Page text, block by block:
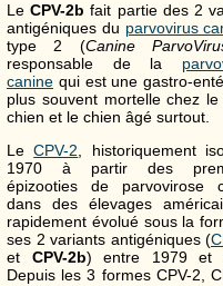
LeCPV-2b fait partie des 2
antigéniques du parvovirus
type 2 (Canine
responsable de la
canine qui est une gastro-
plus souvent mortelle chez le
chien et le chien âgé surtout.
LeCPV-2, historiquement
1970 à partir des
épizooties de parvovirose
dans des élevages
rapidement évolué sous la
ses 2 variants antigéniques (
et CPV-2b) entre 1979 et
Depuis les 3 formes CPV-2,